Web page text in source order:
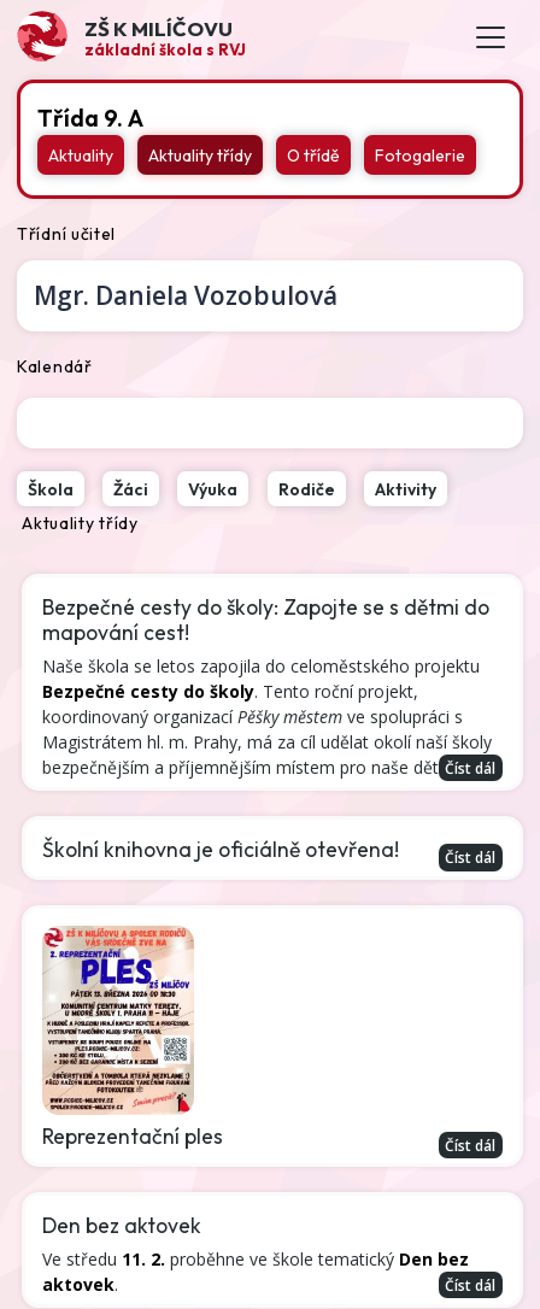
ZŠ K MILÍČOVU
základní škola s RVJ
Třída 9. A
Aktuality Aktuality třídy O třídě Fotogalerie
Třídní učitel
Mgr. Daniela Vozobulová
Kalendář
Škola Žáci Výuka Rodiče
Aktivity
Aktuality třídy
Bezpečné cesty do školy: Zapojte se s dětmi do
mapování cest!
Naše škola se letos zapojila do celoměstského projektu
Bezpečné cesty do školy. Tento roční projekt,
koordinovaný organizacíPěšky městem ve spolupráci s
Magistrátem hl. m. Prahy, má za cíl udělat okolí naší školy
bezpečnějším a příjemnějším místem pro naše děti.Číst dál
Školní knihovna je oficiálně otevřena! Číst dál
Reprezentační ples Číst dál
Den bez aktovek
Ve středu 11. 2. proběhne ve škole tematický Den bez
aktovek. Číst dál